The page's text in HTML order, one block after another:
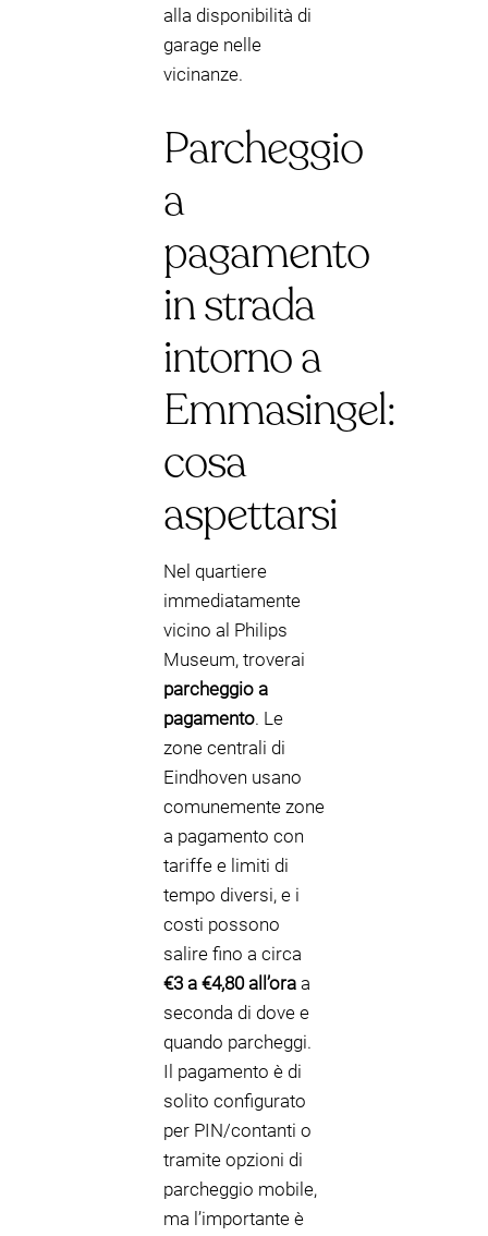
alla disponibilità di
garage nelle
vicinanze.
Parcheggio
a
pagamento
in strada
intorno a
Emmasingel:
cosa
aspettarsi
Nel quartiere
immediatamente
vicino al Philips
Museum, troverai
parcheggio a
pagamento. Le
zone centrali di
Eindhoven usano
comunemente zone
a pagamento con
tariffe e limiti di
tempo diversi, e i
costi possono
salire fino a circa
€3 a €4,80 all’ora a
seconda di dove e
quando parcheggi.
Il pagamento è di
solito configurato
per PIN/contanti o
tramite opzioni di
parcheggio mobile,
ma l’importante è